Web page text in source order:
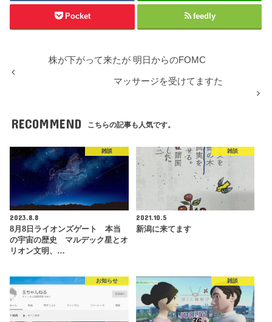
Pocket feedly
株が下がって来たが 明日からのFOMC
マッサージを受けてますた
RECOMMEND こちらの記事も人気です。
雑談
2023.8.8
8月8日ライオンズゲート 本当
の宇宙の歴史 マルデック星とオ
リオン文明、…
雑談
2021.10.5
新潟に来てます
お知らせ 雑談